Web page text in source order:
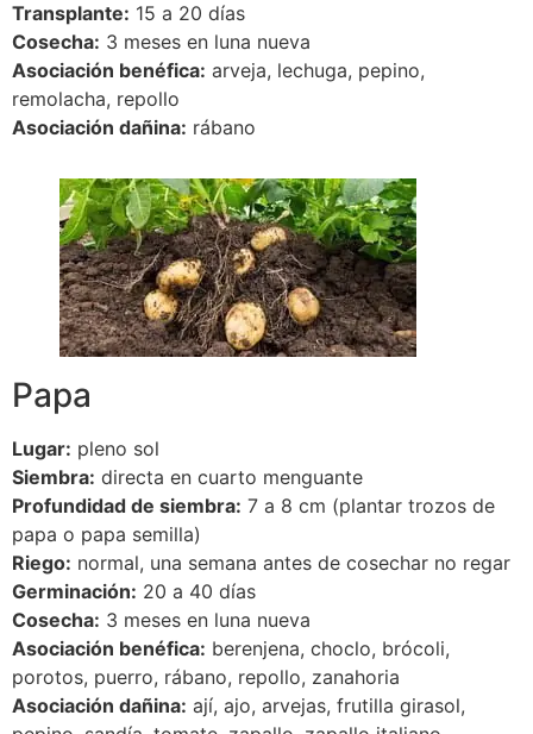
Transplante: 15 a 20 días
Cosecha: 3 meses en luna nueva
Asociación benéfica: arveja, lechuga, pepino,
remolacha, repollo
Asociación dañina: rábano
Papa
Lugar: pleno sol
Siembra: directa en cuarto menguante
Profundidad de siembra: 7 a 8 cm (plantar trozos de
papa o papa semilla)
Riego: normal, una semana antes de cosechar no regar
Germinación: 20 a 40 días
Cosecha: 3 meses en luna nueva
Asociación benéfica: berenjena, choclo, brócoli,
porotos, puerro, rábano, repollo, zanahoria
Asociación dañina: ají, ajo, arvejas, frutilla girasol,